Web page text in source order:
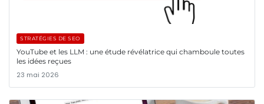
STRATÉGIES DE SEO
YouTube et les LLM : une étude révélatrice qui chamboule toutes
les idées reçues
23 mai 2026